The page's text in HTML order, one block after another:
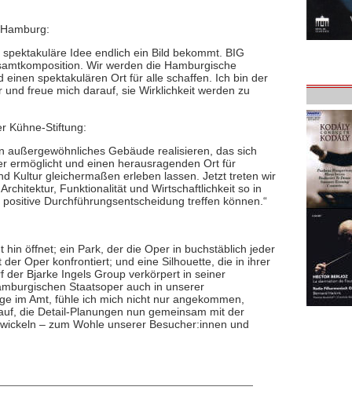
Idee endlich ein Bild bekommt. BIG
Wir werden die Hamburgische
spektakulären Ort für alle schaffen. Ich bin der
freue mich darauf, sie Wirklichkeit werden zu
Kühne-Stiftung:
außergewöhnliches Gebäude realisieren, das sich
ermöglicht und einen herausragenden Ort für
Kultur gleichermaßen erleben lassen. Jetzt treten wir
Funktionalität und Wirtschaftlichkeit so in
Durchführungsentscheidung treffen können.“
hin öffnet; ein Park, der die Oper in buchstäblich jeder
Oper konfrontiert; und eine Silhouette, die in ihrer
der Bjarke Ingels Group verkörpert in seiner
Staatsoper auch in unserer
im Amt, fühle ich mich nicht nur angekommen,
die Detail-Planungen nun gemeinsam mit der
– zum Wohle unserer Besucher:innen und